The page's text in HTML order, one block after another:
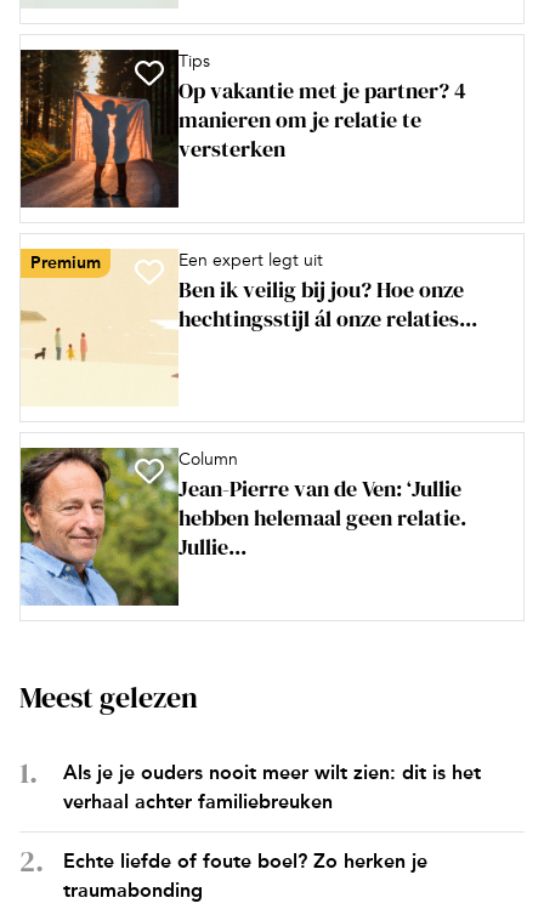
Tips
Op vakantie met je partner? 4
manieren om je relatie te
versterken
Premium Een expert legt uit
Ben ik veilig bij jou? Hoe onze
hechtingsstijl ál onze relaties...
Column
Jean-Pierre van de Ven: ‘Jullie
hebben helemaal geen relatie.
Jullie...
Meest gelezen
Als je je ouders nooit meer wilt zien: dit is het
verhaal achter familiebreuken
Echte liefde of foute boel? Zo herken je
traumabonding